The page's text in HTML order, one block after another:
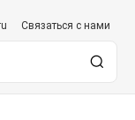
Связаться с нами